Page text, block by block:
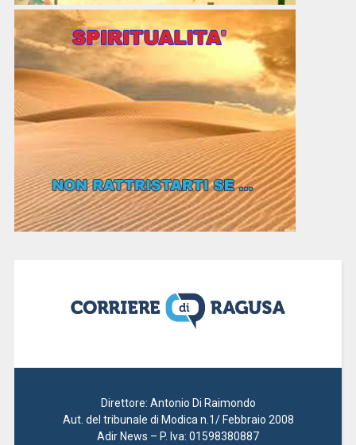
Direttore: Antonio Di Raimondo
Aut. del tribunale di Modica n.1/ Febbraio 2008
Adir News – P. Iva: 01598380887